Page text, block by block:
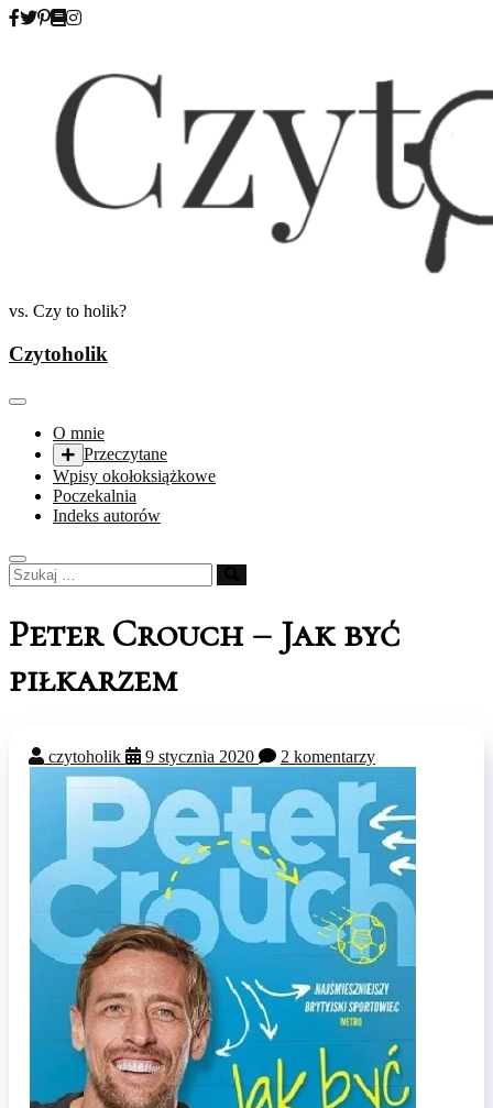
Skip
vs. Czy to holik?
Czytoholik
O mnie
Przeczytane
Wpisy okołoksiążkowe
Poczekalnia
Indeks autorów
Szukaj
…
Peter Crouch – Jak być
piłkarzem
czytoholik 9 stycznia 2020 2 komentarzy